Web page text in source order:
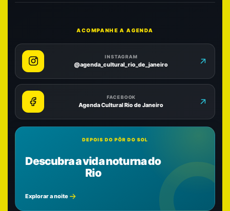
ACOMPANHE A AGENDA
INSTAGRAM
@agenda_cultural_rio_de_janeiro
FACEBOOK
Agenda Cultural Rio de Janeiro
DEPOIS DO PÔR DO SOL
Descubra a vida noturna do
Rio
Explorar a noite